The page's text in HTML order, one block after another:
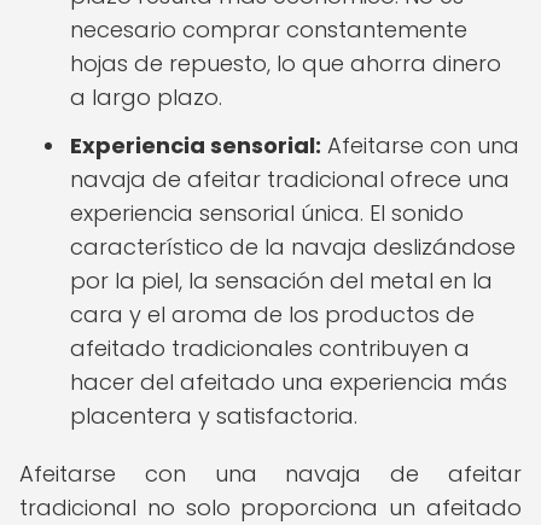
necesario comprar constantemente
hojas de repuesto, lo que ahorra dinero
a largo plazo.
Experiencia sensorial: Afeitarse con una
navaja de afeitar tradicional ofrece una
experiencia sensorial única. El sonido
característico de la navaja deslizándose
por la piel, la sensación del metal en la
cara y el aroma de los productos de
afeitado tradicionales contribuyen a
hacer del afeitado una experiencia más
placentera y satisfactoria.
Afeitarse con una navaja de afeitar
tradicional no solo proporciona un afeitado